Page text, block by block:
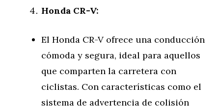
Honda CR-V:
El Honda CR-V ofrece una conducción
cómoda y segura, ideal para aquellos
que comparten la carretera con
ciclistas. Con características como el
sistema de advertencia de colisión